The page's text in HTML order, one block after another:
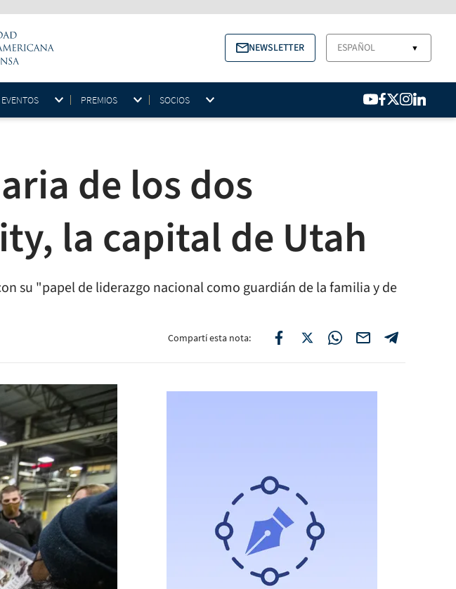
NEWSLETTER ESPAÑOL ▼
EVENTOS PREMIOS SOCIOS
de los dos
la capital de Utah
su "papel de liderazgo nacional como guardián de la familia y de
Compartí esta nota: